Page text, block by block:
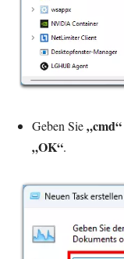
Geben Sie„cmd“
„OK“.